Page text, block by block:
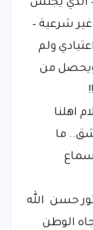
شرعية –
ولم
ويحصل من
اهلنا
شق.. ما
حسن الله
الوطن